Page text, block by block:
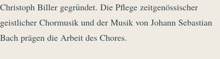
Christoph Biller gegründet. Die Pflege zeitgenössischer
geistlicher Chormusik und der Musik von Johann Sebastian
Bach prägen die Arbeit des Chores.